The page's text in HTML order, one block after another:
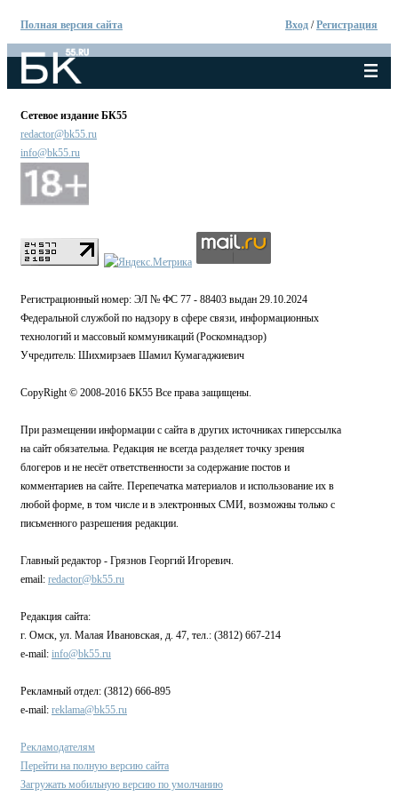
Полная версия сайта Вход /Регистрация
Сетевое издание БК55
redactor@bk55.ru
info@bk55.ru
Регистрационный номер: ЭЛ № ФС 77 - 88403 выдан 29.10.2024
Федеральной службой по надзору в сфере связи, информационных
технологий и массовый коммуникаций (Роскомнадзор)
Учредитель: Шихмирзаев Шамил Кумагаджиевич
CopyRight © 2008-2016 БК55 Все права защищены.
При размещении информации с сайта в других источниках гиперссылка
на сайт обязательна. Редакция не всегда разделяет точку зрения
блогеров и не несёт ответственности за содержание постов и
комментариев на сайте. Перепечатка материалов и использование их в
любой форме, в том числе и в электронных СМИ, возможны только с
письменного разрешения редакции.
Главный редактор - Грязнов Георгий Игоревич.
email: redactor@bk55.ru
Редакция сайта:
г. Омск, ул. Малая Ивановская, д. 47, тел.: (3812) 667-214
e-mail: info@bk55.ru
Рекламный отдел: (3812) 666-895
e-mail: reklama@bk55.ru
Рекламодателям
Перейти на полную версию сайта
Загружать мобильную версию по умолчанию